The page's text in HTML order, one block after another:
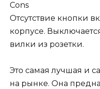
Cons
Отсутствие кнопки
корпусе.
вилки из розетки.
Это самая лучшая и
на рынке. Она